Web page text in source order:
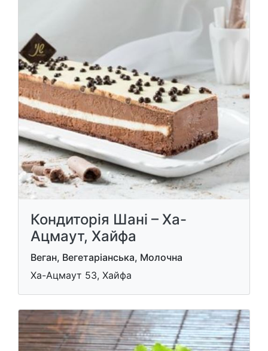
Кондиторія Шані – Ха-
Ацмаут, Хайфа
Веган, Вегетаріанська, Молочна
Ха-Ацмаут 53, Хайфа